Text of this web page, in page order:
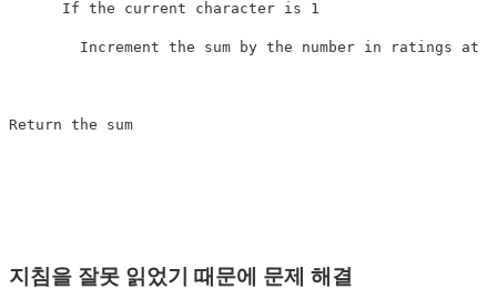
      If the current character is 1
Increment the sum by the number in ratings at
지침을 잘못 읽었기 때문에 문제 해결